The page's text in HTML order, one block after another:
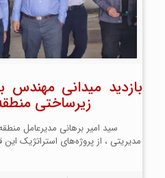
بازدید میدانی مهندس
زیرساختی
سید امیر برهانی مدیرعامل
مدیریتی ، از پروژه‌های استراتژیک